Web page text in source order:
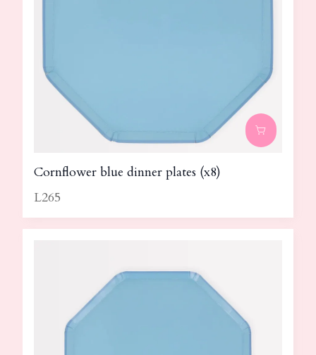
Cornflower blue dinner plates (x8)
L265